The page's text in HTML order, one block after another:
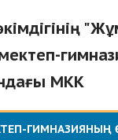
МКК
ГИМНАЗИЯНЫҢ